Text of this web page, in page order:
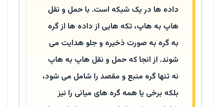
داده ها در یک شبکه است. با حمل و نقل
هاپ به هاپ، تکه هایی از داده ها از گره
به گره به صورت ذخیره و جلو هدایت می
شوند. از انجا که حمل و نقل هاپ به هاپ
نه تنها گره منبع و مقصد را شامل می شود،
بلکه برخی یا همه گره های میانی را نیز